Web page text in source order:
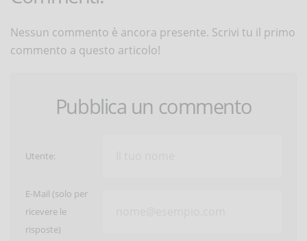
Nessun commento è ancora presente. Scrivi tu il primo
commento a questo articolo!
Pubblica un commento
Utente:
E-Mail (solo per
ricevere le
risposte)